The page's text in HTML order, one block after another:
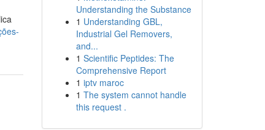
Understanding the Substance
1 Understanding GBL,
Industrial Gel Removers,
and...
1 Scientific Peptides: The
Comprehensive Report
1 iptv maroc
1 The system cannot handle
this request .